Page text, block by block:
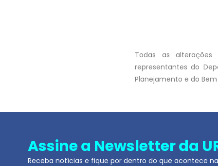
Todas as
representantes do
Planejamento e do Bem
Assine a Newsletter da
Receba notícias e fique por dentro do que acontece